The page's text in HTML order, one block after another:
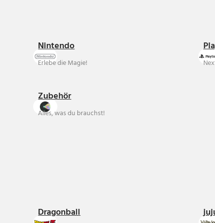
Nintendo
Erlebe die Magie!
Zubehör
Alles, was du brauchst!
Dragonball